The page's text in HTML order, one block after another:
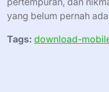
yang belum pernah
Tags: download-